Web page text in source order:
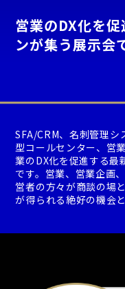
営業のDX化を
ンが集う展示会
SFA/CRM、名刺管理
型コールセンター、営
業のDX化を促進する最
です。営業、営業企画
営者の方々が商談の場
が得られる絶好の機会